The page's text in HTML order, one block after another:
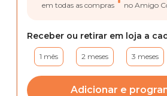
em todas as compras no Amigo
Receber ou retirar em loja a
1 mês 2 meses 3 meses
Adicionar e